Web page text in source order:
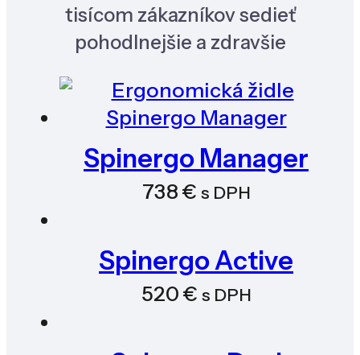
tisícom zákazníkov sedieť
pohodlnejšie a zdravšie
Spinergo Manager
738€ s DPH
Spinergo Active
520€ s DPH